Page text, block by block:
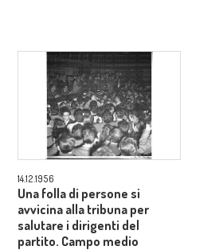
14.12.1956
Una folla di persone si
avvicina alla tribuna per
salutare i dirigenti del
partito. Campo medio